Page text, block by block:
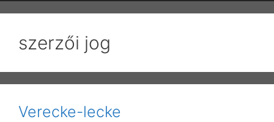
szerzői jog
Verecke-lecke